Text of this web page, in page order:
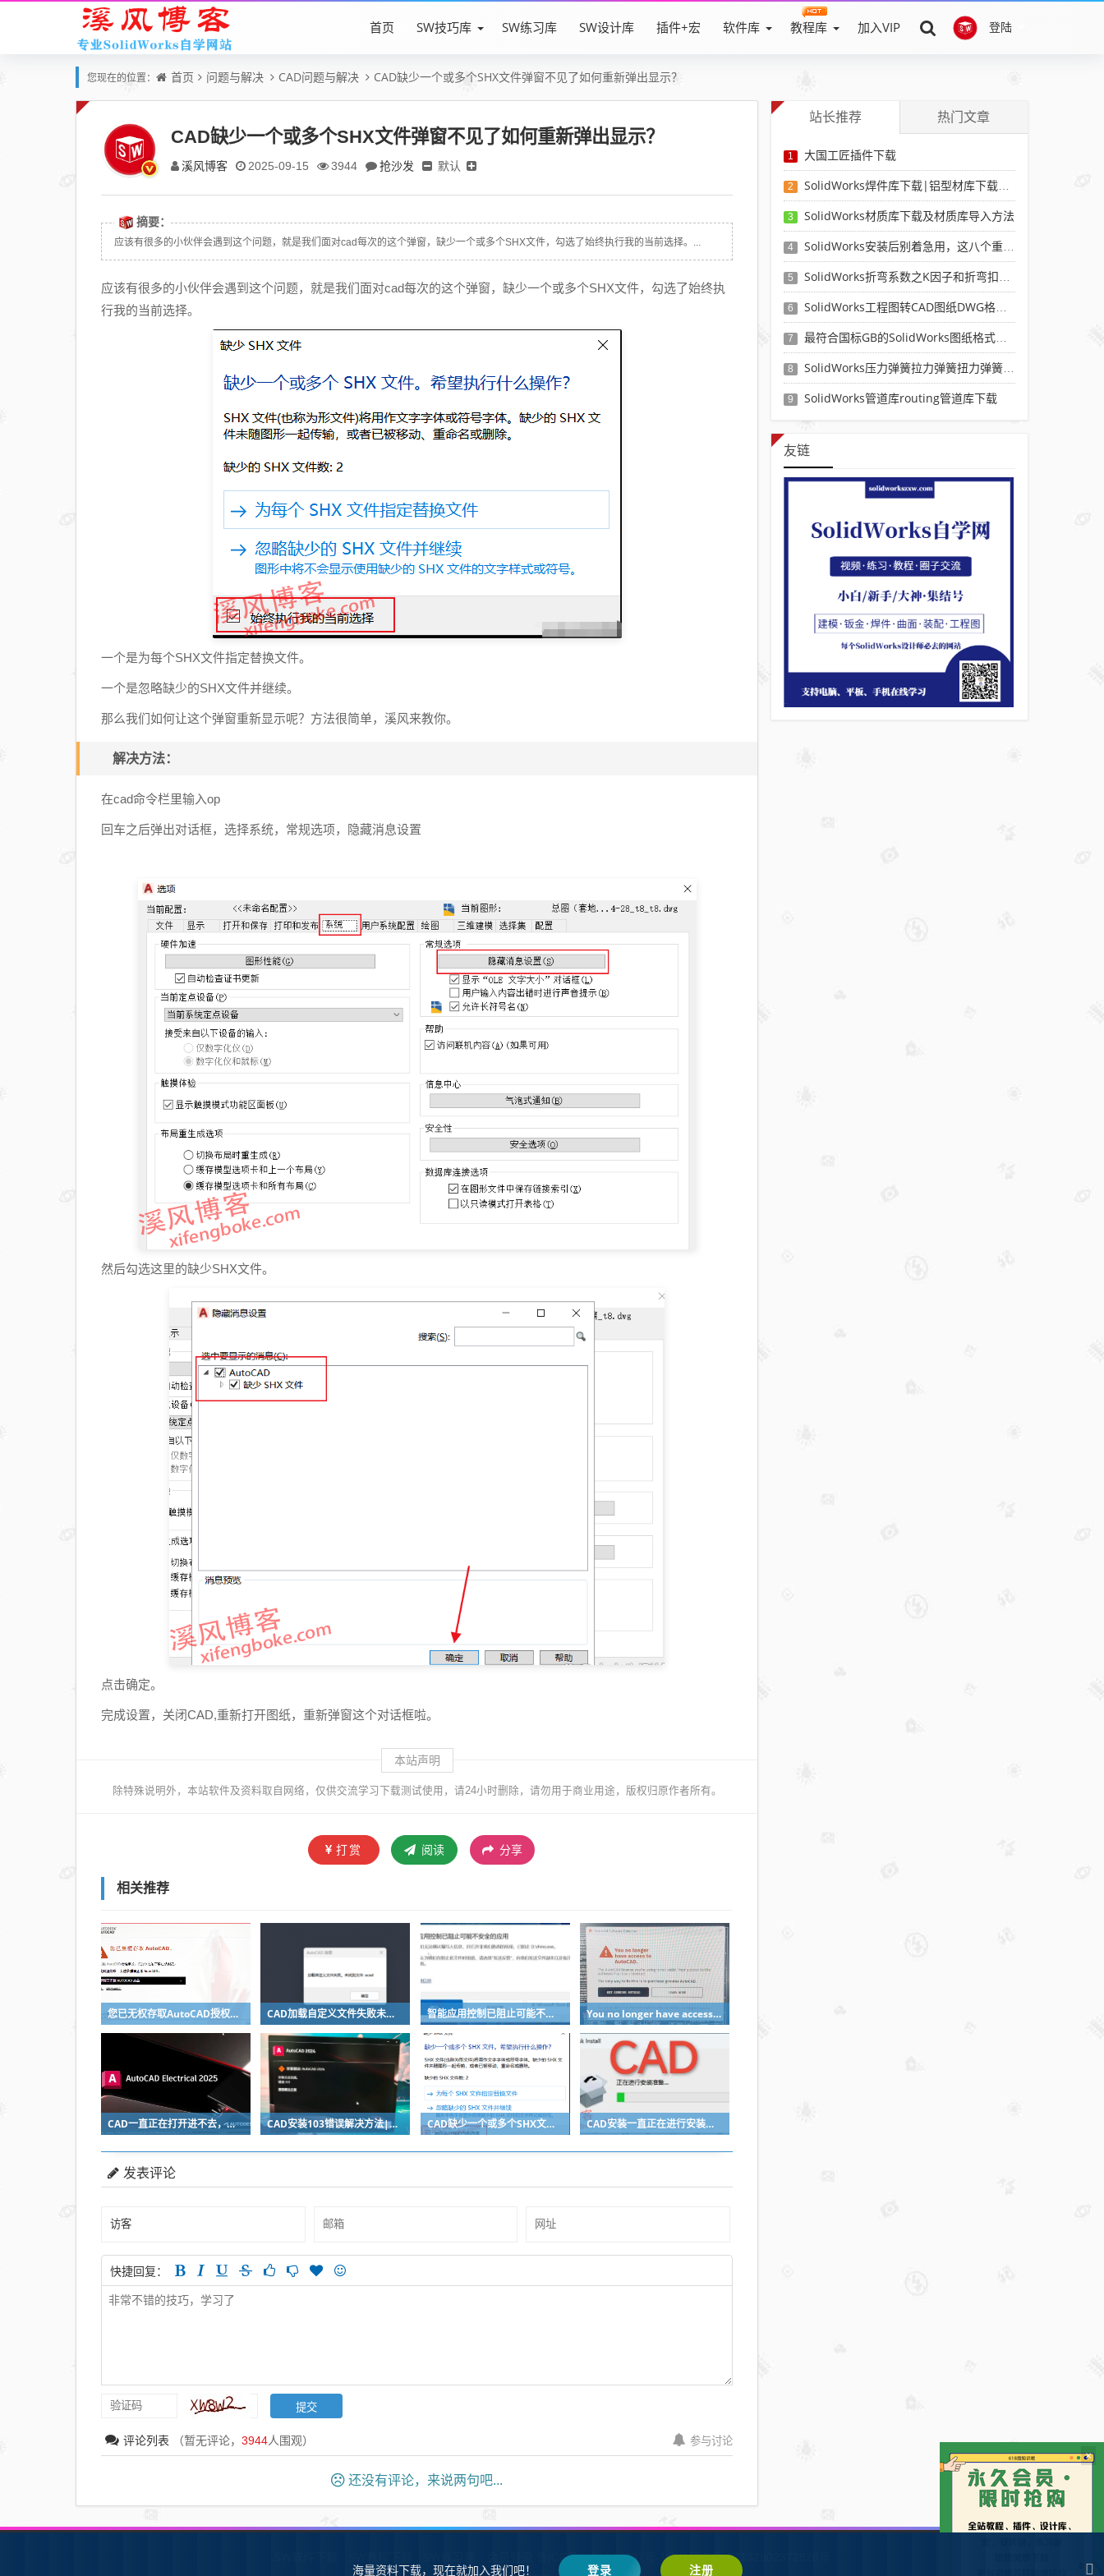
登陆
首页 SW技巧库 SW练习库 SW设计库 插件+宏 软件库 教程库 加入VIP
您现在的位置： 首页 问题与解决 CAD问题与解决 CAD缺少一个或多个SHX文件弹窗不见了如何重新弹出显示？
CAD缺少一个或多个SHX文件弹窗不见了如何重新弹出显示？
溪风博客 2025-09-15 3944 抢沙发 默认
摘要：
应该有很多的小伙伴会遇到这个问题，就是我们面对cad每次的这个弹窗，缺少一个或多个SHX文件，勾选了始终执行我的当前选择。...
应该有很多的小伙伴会遇到这个问题，就是我们面对cad每次的这个弹窗，缺少一个或多个SHX文件，勾选了始终执
行我的当前选择。
一个是为每个SHX文件指定替换文件。
一个是忽略缺少的SHX文件并继续。
那么我们如何让这个弹窗重新显示呢？方法很简单，溪风来教你。
解决方法：
在cad命令栏里输入op
回车之后弹出对话框，选择系统，常规选项，隐藏消息设置
然后勾选这里的缺少SHX文件。
点击确定。
完成设置，关闭CAD,重新打开图纸，重新弹窗这个对话框啦。
本站声明
除特殊说明外，本站软件及资料取自网络，仅供交流学习下载测试使用，请24小时删除，请勿用于商业用途，版权归原作者所有。
打赏 阅读 分享
相关推荐
您已无权存取AutoCAD授权无效如何解决？ CAD加载自定义文件失败未找到acad解决方法 智能应用控制已阻止可能不安全的应用 You no longer have access to AutoCAD弹窗错误解决方法
CAD一直正在打开进不去，正在加载插件...wd_dlg.arx CAD安装103错误解决方法|亲测有效 CAD缺少一个或多个SHX文件弹窗不见了如何重新弹出显示？ CAD安装一直正在进行安装准备然后闪退没有安装界面怎么办？
发表评论
快捷回复：
评论列表 （暂无评论， 3944人围观） 参与讨论
还没有评论，来说两句吧...
站长推荐 热门文章
1 大国工匠插件下载
2 SolidWorks焊件库下载|铝型材库下载|附sw焊件库添加配置使用教程
3 SolidWorks材质库下载及材质库导入方法
4 SolidWorks安装后别着急用，这八个重要SolidWorks设置可以提高你的画图效率
5 SolidWorks折弯系数之K因子和折弯扣除表-溪风推荐
6 SolidWorks工程图转CAD图纸DWG格式映射文件无乱码可分层-溪风亲测推荐
7 最符合国标GB的SolidWorks图纸格式和图纸模板下载-溪风专用版
8 SolidWorks压力弹簧拉力弹簧扭力弹簧涡卷弹簧自动生成宏程序下载
9 SolidWorks管道库routing管道库下载
友链
鲁ICP备2021002287号-1鲁公网安备 37132902372928号
×
海量资料下载，现在就加入我们吧！ 登录 注册